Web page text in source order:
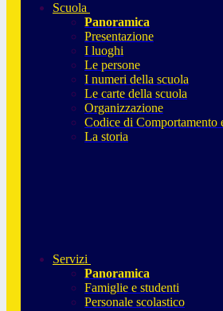
Scuola
Panoramica
Presentazione
I luoghi
Le persone
I numeri della scuola
Le carte della scuola
Organizzazione
Codice di Comportamento
La storia
Servizi
Panoramica
Famiglie e studenti
Personale scolastico